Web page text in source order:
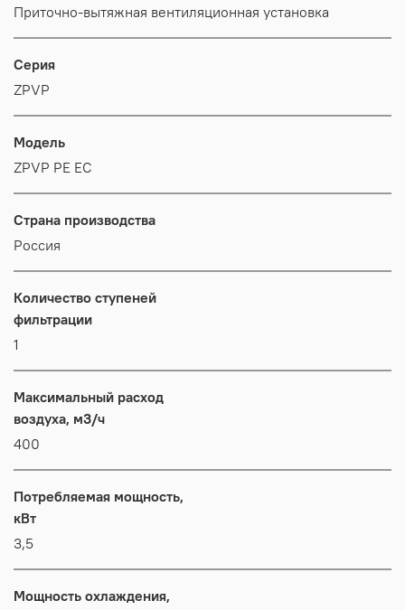
Приточно-вытяжная вентиляционная установка
Серия
ZPVP
Модель
ZPVP PE EC
Страна производства
Россия
Количество ступеней
фильтрации
1
Максимальный расход
воздуха, м3/ч
400
Потребляемая мощность,
кВт
3,5
Мощность охлаждения,